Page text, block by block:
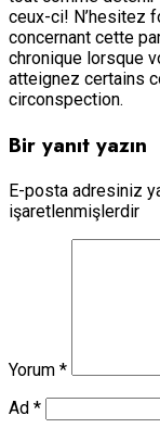
ceux-ci! N’hesitez
concernant cette
chronique lorsque
atteignez certains
circonspection.
Bir yanıt yazın
E-posta adresiniz
işaretlenmişlerdir
Yorum *
Ad *